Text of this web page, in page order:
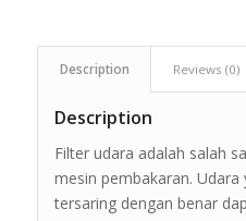
Description Reviews (0)
Description
Filter udara adalah salah
mesin pembakaran.
tersaring dengan benar